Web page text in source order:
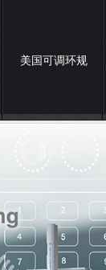
美国可调环规